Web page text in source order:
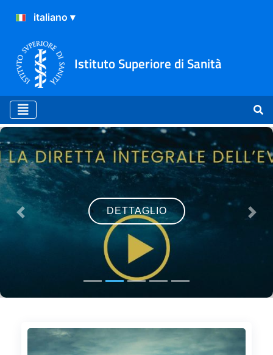
Istituto Superiore di Sanità
Home
DETTAGLIO
Previous Next